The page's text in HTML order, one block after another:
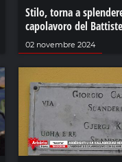
Stilo, torna a
capolavoro del
02 novembre 2024